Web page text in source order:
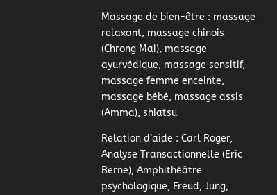
Massage de bien-être : massage
relaxant, massage chinois
(Chrong Mai), massage
ayurvédique, massage sensitif,
massage femme enceinte,
massage bébé, massage assis
(Amma), shiatsu
Relation d’aide : Carl Roger,
Analyse Transactionnelle (Eric
Berne), Amphithéâtre
psychologique, Freud, Jung,